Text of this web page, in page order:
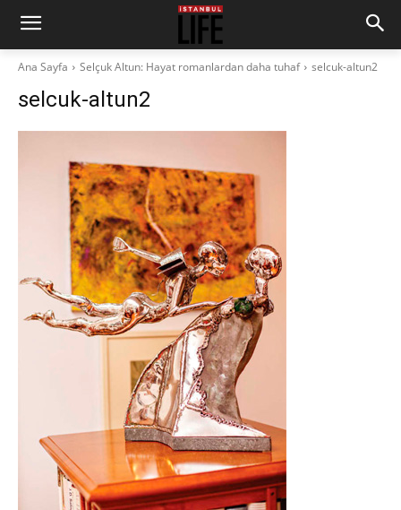
Ana Sayfa Selçuk Altun: Hayat romanlardan daha tuhaf selcuk-altun2
selcuk-altun2